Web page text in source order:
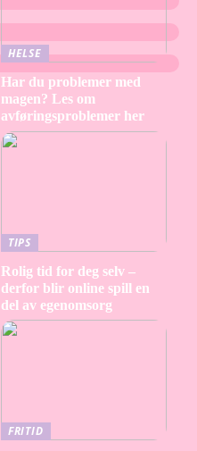
HELSE
Har du problemer med
magen? Les om
avføringsproblemer her
TIPS
Rolig tid for deg selv –
derfor blir online spill en
del av egenomsorg
FRITID